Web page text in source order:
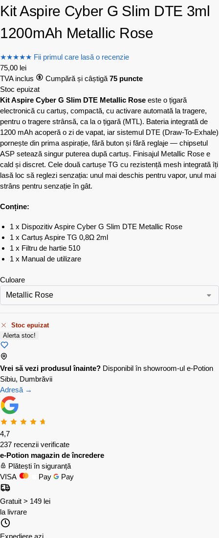
Kit Aspire Cyber G Slim DTE 3ml
1200mAh Metallic Rose
★★★★★ Fii primul care lasă o recenzie
75,00 lei
TVA inclus
Cumpără și câștigă 75 puncte
Stoc epuizat
Kit Aspire Cyber G Slim DTE Metallic Rose este o țigară
electronică cu cartuș, compactă, cu activare automată la tragere,
pentru o tragere strânsă, ca la o țigară (MTL). Bateria integrată de
1200 mAh acoperă o zi de vapat, iar sistemul DTE (Draw-To-Exhale)
pornește din prima aspirație, fără buton și fără reglaje — chipsetul
ASP setează singur puterea după cartuș. Finisajul Metallic Rose e
cald și discret. Cele două cartușe TG cu rezistență mesh integrată îți
lasă loc să reglezi senzația: unul mai deschis pentru vapor, unul mai
strâns pentru senzație în gât.
Conține:
1 x Dispozitiv Aspire Cyber G Slim DTE Metallic Rose
1 x Cartuș Aspire TG 0,8Ω 2ml
1 x Filtru de hartie 510
1 x Manual de utilizare
Culoare
Stoc epuizat
Alerta stoc!
Vrei să vezi produsul înainte? Disponibil în showroom-ul e-Potion
Sibiu, Dumbrăvii
Adresă →
4,7
237 recenzii verificate
e-Potion magazin de încredere
Plătești în siguranță
VISA
Pay Pay
Gratuit > 149 lei
la livrare
Expediere azi